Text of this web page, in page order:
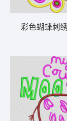
彩色蝴蝶刺